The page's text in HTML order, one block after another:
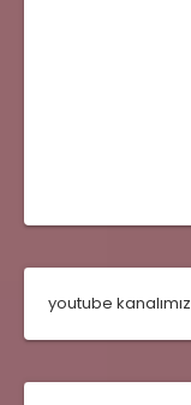
youtube kanalımız